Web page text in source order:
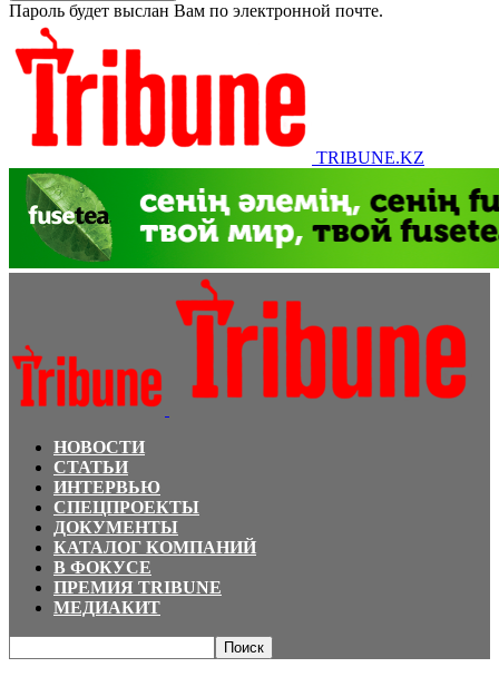
Пароль будет выслан Вам по электронной почте.
TRIBUNE.KZ
НОВОСТИ
СТАТЬИ
ИНТЕРВЬЮ
СПЕЦПРОЕКТЫ
ДОКУМЕНТЫ
КАТАЛОГ КОМПАНИЙ
В ФОКУСЕ
ПРЕМИЯ TRIBUNE
МЕДИАКИТ